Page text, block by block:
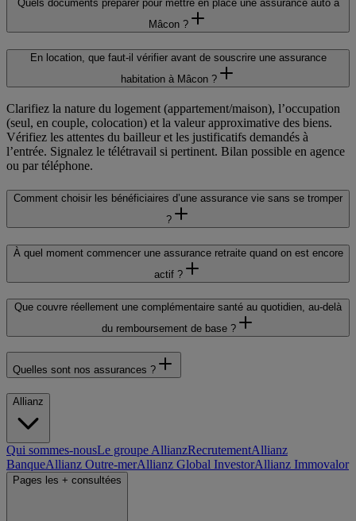
Quels documents préparer pour mettre en place une assurance auto à
Mâcon ?
En location, que faut-il vérifier avant de souscrire une assurance
habitation à Mâcon ?
Clarifiez la nature du logement (appartement/maison), l’occupation
(seul, en couple, colocation) et la valeur approximative des biens.
Vérifiez les attentes du bailleur et les justificatifs demandés à
l’entrée. Signalez le télétravail si pertinent. Bilan possible en agence
ou par téléphone.
Comment choisir les bénéficiaires d’une assurance vie sans se tromper
?
À quel moment commencer une assurance retraite quand on est encore
actif ?
Que couvre réellement une complémentaire santé au quotidien, au-delà
du remboursement de base ?
Quelles sont nos assurances ?
Allianz
Qui sommes-nousLe groupe AllianzRecrutementAllianz
BanqueAllianz Outre-merAllianz Global InvestorAllianz Immovalor
Pages les + consultées